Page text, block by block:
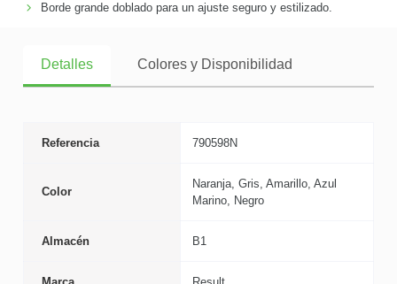
Borde grande doblado para un ajuste seguro y estilizado.
Detalles Colores y Disponibilidad
Referencia 790598N
Color
Naranja, Gris, Amarillo, Azul
Marino, Negro
Almacén B1